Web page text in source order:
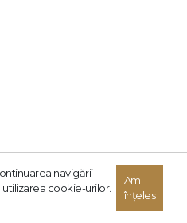
navigării
cookie-urilor.
Am
înțeles